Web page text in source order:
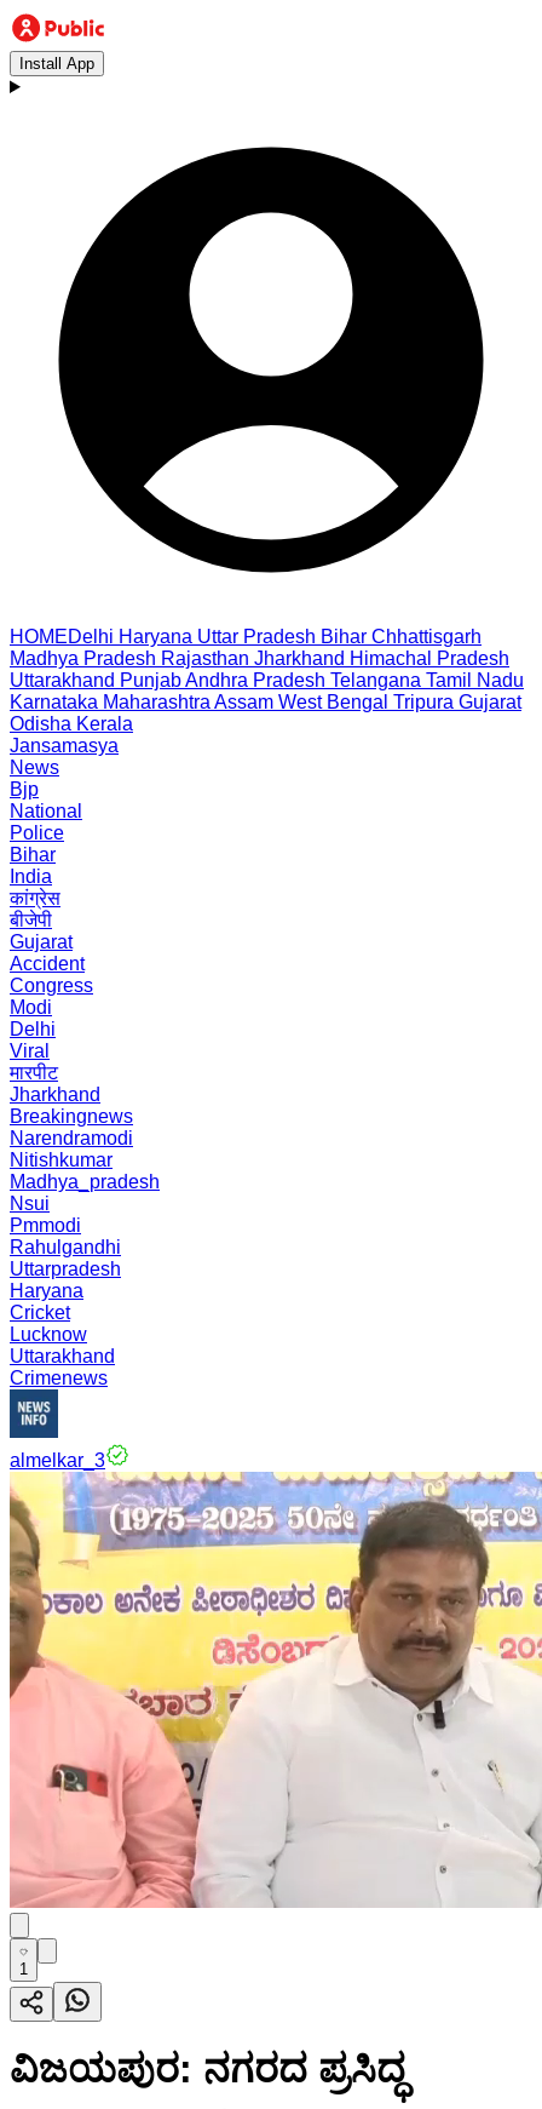
Install App
HOMEDelhi Haryana Uttar Pradesh Bihar Chhattisgarh
Madhya Pradesh Rajasthan Jharkhand Himachal Pradesh
Uttarakhand PunjabAndhra Pradesh Telangana Tamil Nadu
Karnataka Maharashtra Assam West Bengal Tripura Gujarat
Odisha Kerala
Jansamasya
News
Bjp
National
Police
Bihar
India
कांग्रेस
बीजेपी
Gujarat
Accident
Congress
Modi
Delhi
Viral
मारपीट
Jharkhand
Breakingnews
Narendramodi
Nitishkumar
Madhya_pradesh
Nsui
Pmmodi
Rahulgandhi
Uttarpradesh
Haryana
Cricket
Lucknow
Uttarakhand
Crimenews
almelkar_3
1
ವಿಜಯಪುರ: ನಗರದ ಪ್ರಸಿದ್ಧ